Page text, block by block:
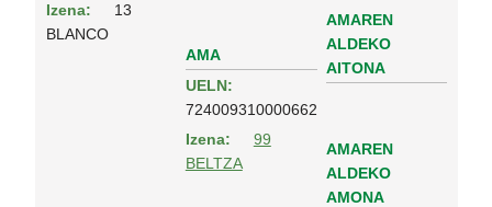
Izena:
13
BLANCO
AMA
UELN:
724009310000662
Izena:
99
BELTZA
AMAREN
ALDEKO
AITONA
AMAREN
ALDEKO
AMONA